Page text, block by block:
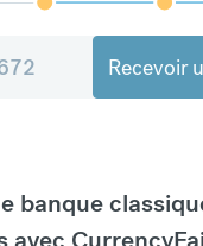
Recevoir
banque
avec